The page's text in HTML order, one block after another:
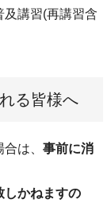
及講習(再講習含
る皆様へ
は、 事前に消
しかねますの